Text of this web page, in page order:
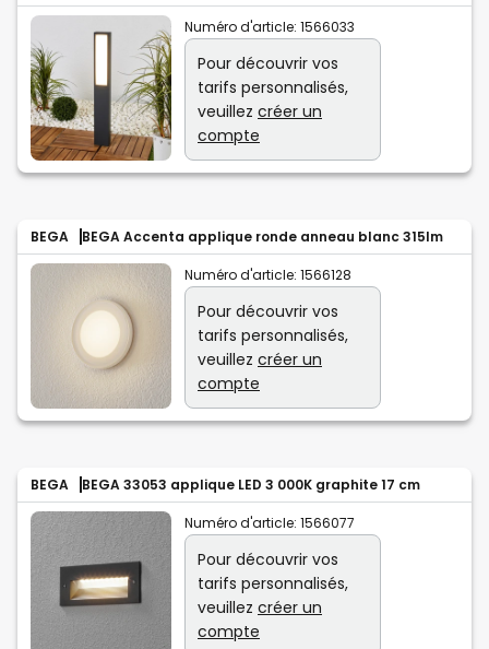
Numéro d'article: 1566033
Pour découvrir vos
tarifs personnalisés,
veuillez créer un
compte
BEGA BEGA Accenta applique ronde anneau blanc 315lm
Numéro d'article: 1566128
Pour découvrir vos
tarifs personnalisés,
veuillez créer un
compte
BEGA BEGA 33053 applique LED 3 000K graphite 17 cm
Numéro d'article: 1566077
Pour découvrir vos
tarifs personnalisés,
veuillez créer un
compte